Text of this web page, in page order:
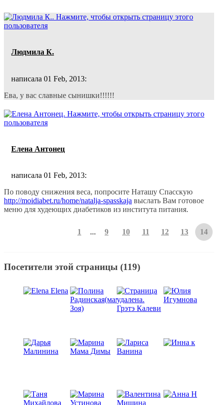
Людмила К.
написала 01 Feb, 2013:
Ева, у вас славные сынишки!!!!!!
Елена Антонец
написала 01 Feb, 2013:
По поводу снижения веса, попросите Наташу Спасскую
http://moidiabet.ru/home/natalja-spasskaja выслать Вам готовое
меню для худеющих диабетиков из института питания.
1 ... 9 10 11 12 13 14
Посетители этой страницы (119)